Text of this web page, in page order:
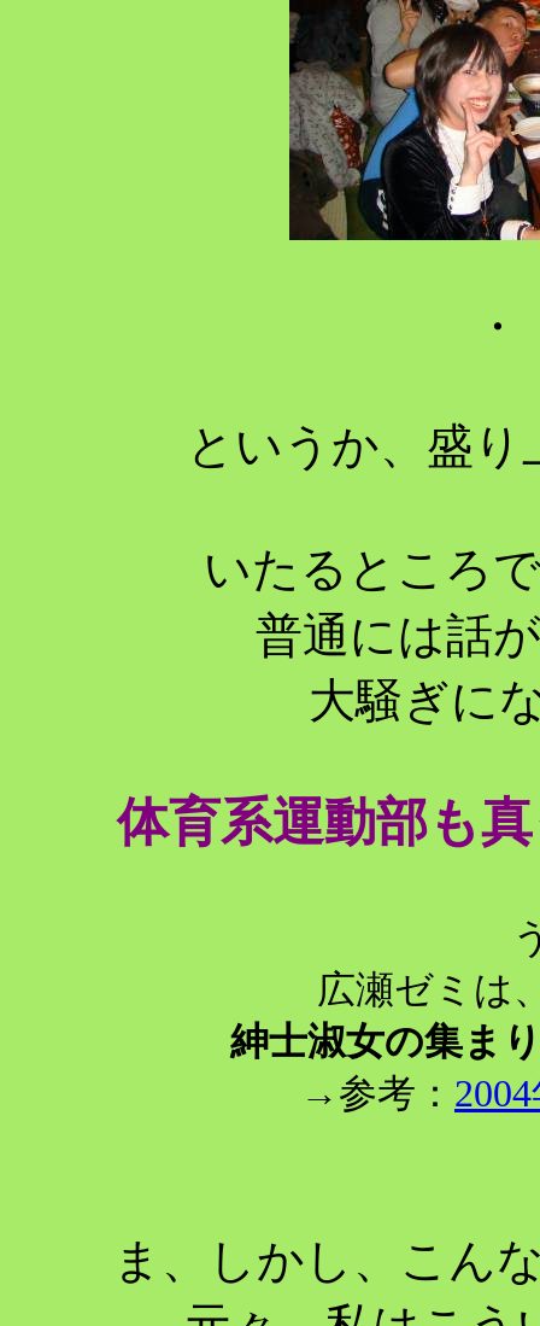
というか、盛
いたるところ
普通には話
大騒ぎに
体育系運動部も
広瀬ゼミは
紳士淑女の集ま
→参考：
ま、しかし、こん